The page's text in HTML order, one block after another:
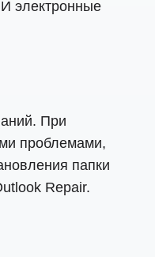
электронные
При
проблемами,
папки
Repair.